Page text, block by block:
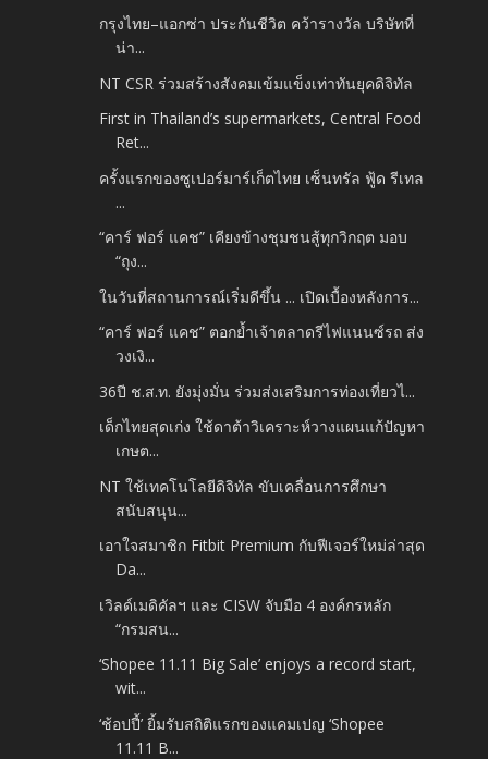
กรุงไทย–แอกซ่า ประกันชีวิต คว้ารางวัล บริษัทที่
น่า...
NT CSR ร่วมสร้างสังคมเข้มแข็งเท่าทันยุคดิจิทัล
First in Thailand’s supermarkets, Central Food
Ret...
ครั้งแรกของซูเปอร์มาร์เก็ตไทย เซ็นทรัล ฟู้ด รีเทล
...
“คาร์ ฟอร์ แคช” เคียงข้างชุมชนสู้ทุกวิกฤต มอบ
“ถุง...
ในวันที่สถานการณ์เริ่มดีขึ้น ... เปิดเบื้องหลังการ...
“คาร์ ฟอร์ แคช” ตอกย้ำเจ้าตลาดรีไฟแนนซ์รถ ส่ง
วงเงิ...
36ปี ช.ส.ท. ยังมุ่งมั่น ร่วมส่งเสริมการท่องเที่ยวไ...
เด็กไทยสุดเก่ง ใช้ดาต้าวิเคราะห์วางแผนแก้ปัญหา
เกษต...
NT ใช้เทคโนโลยีดิจิทัล ขับเคลื่อนการศึกษา
สนับสนุน...
เอาใจสมาชิก Fitbit Premium กับฟีเจอร์ใหม่ล่าสุด
Da...
เวิลด์เมดิคัลฯ และ CISW จับมือ 4 องค์กรหลัก
“กรมสน...
‘Shopee 11.11 Big Sale’ enjoys a record start,
wit...
‘ช้อปปี้’ ยิ้มรับสถิติแรกของแคมเปญ ‘Shopee
11.11 B...